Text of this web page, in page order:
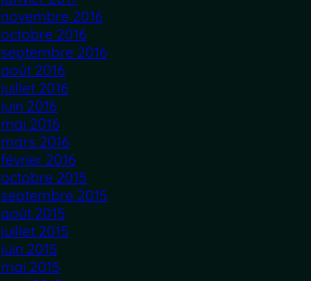
novembre 2016
octobre 2016
septembre 2016
août 2016
juillet 2016
juin 2016
mai 2016
mars 2016
février 2016
octobre 2015
septembre 2015
août 2015
juillet 2015
juin 2015
mai 2015